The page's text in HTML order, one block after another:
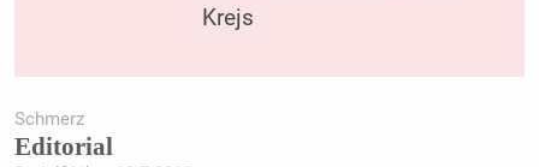
Krejs
Schmerz
Editorial